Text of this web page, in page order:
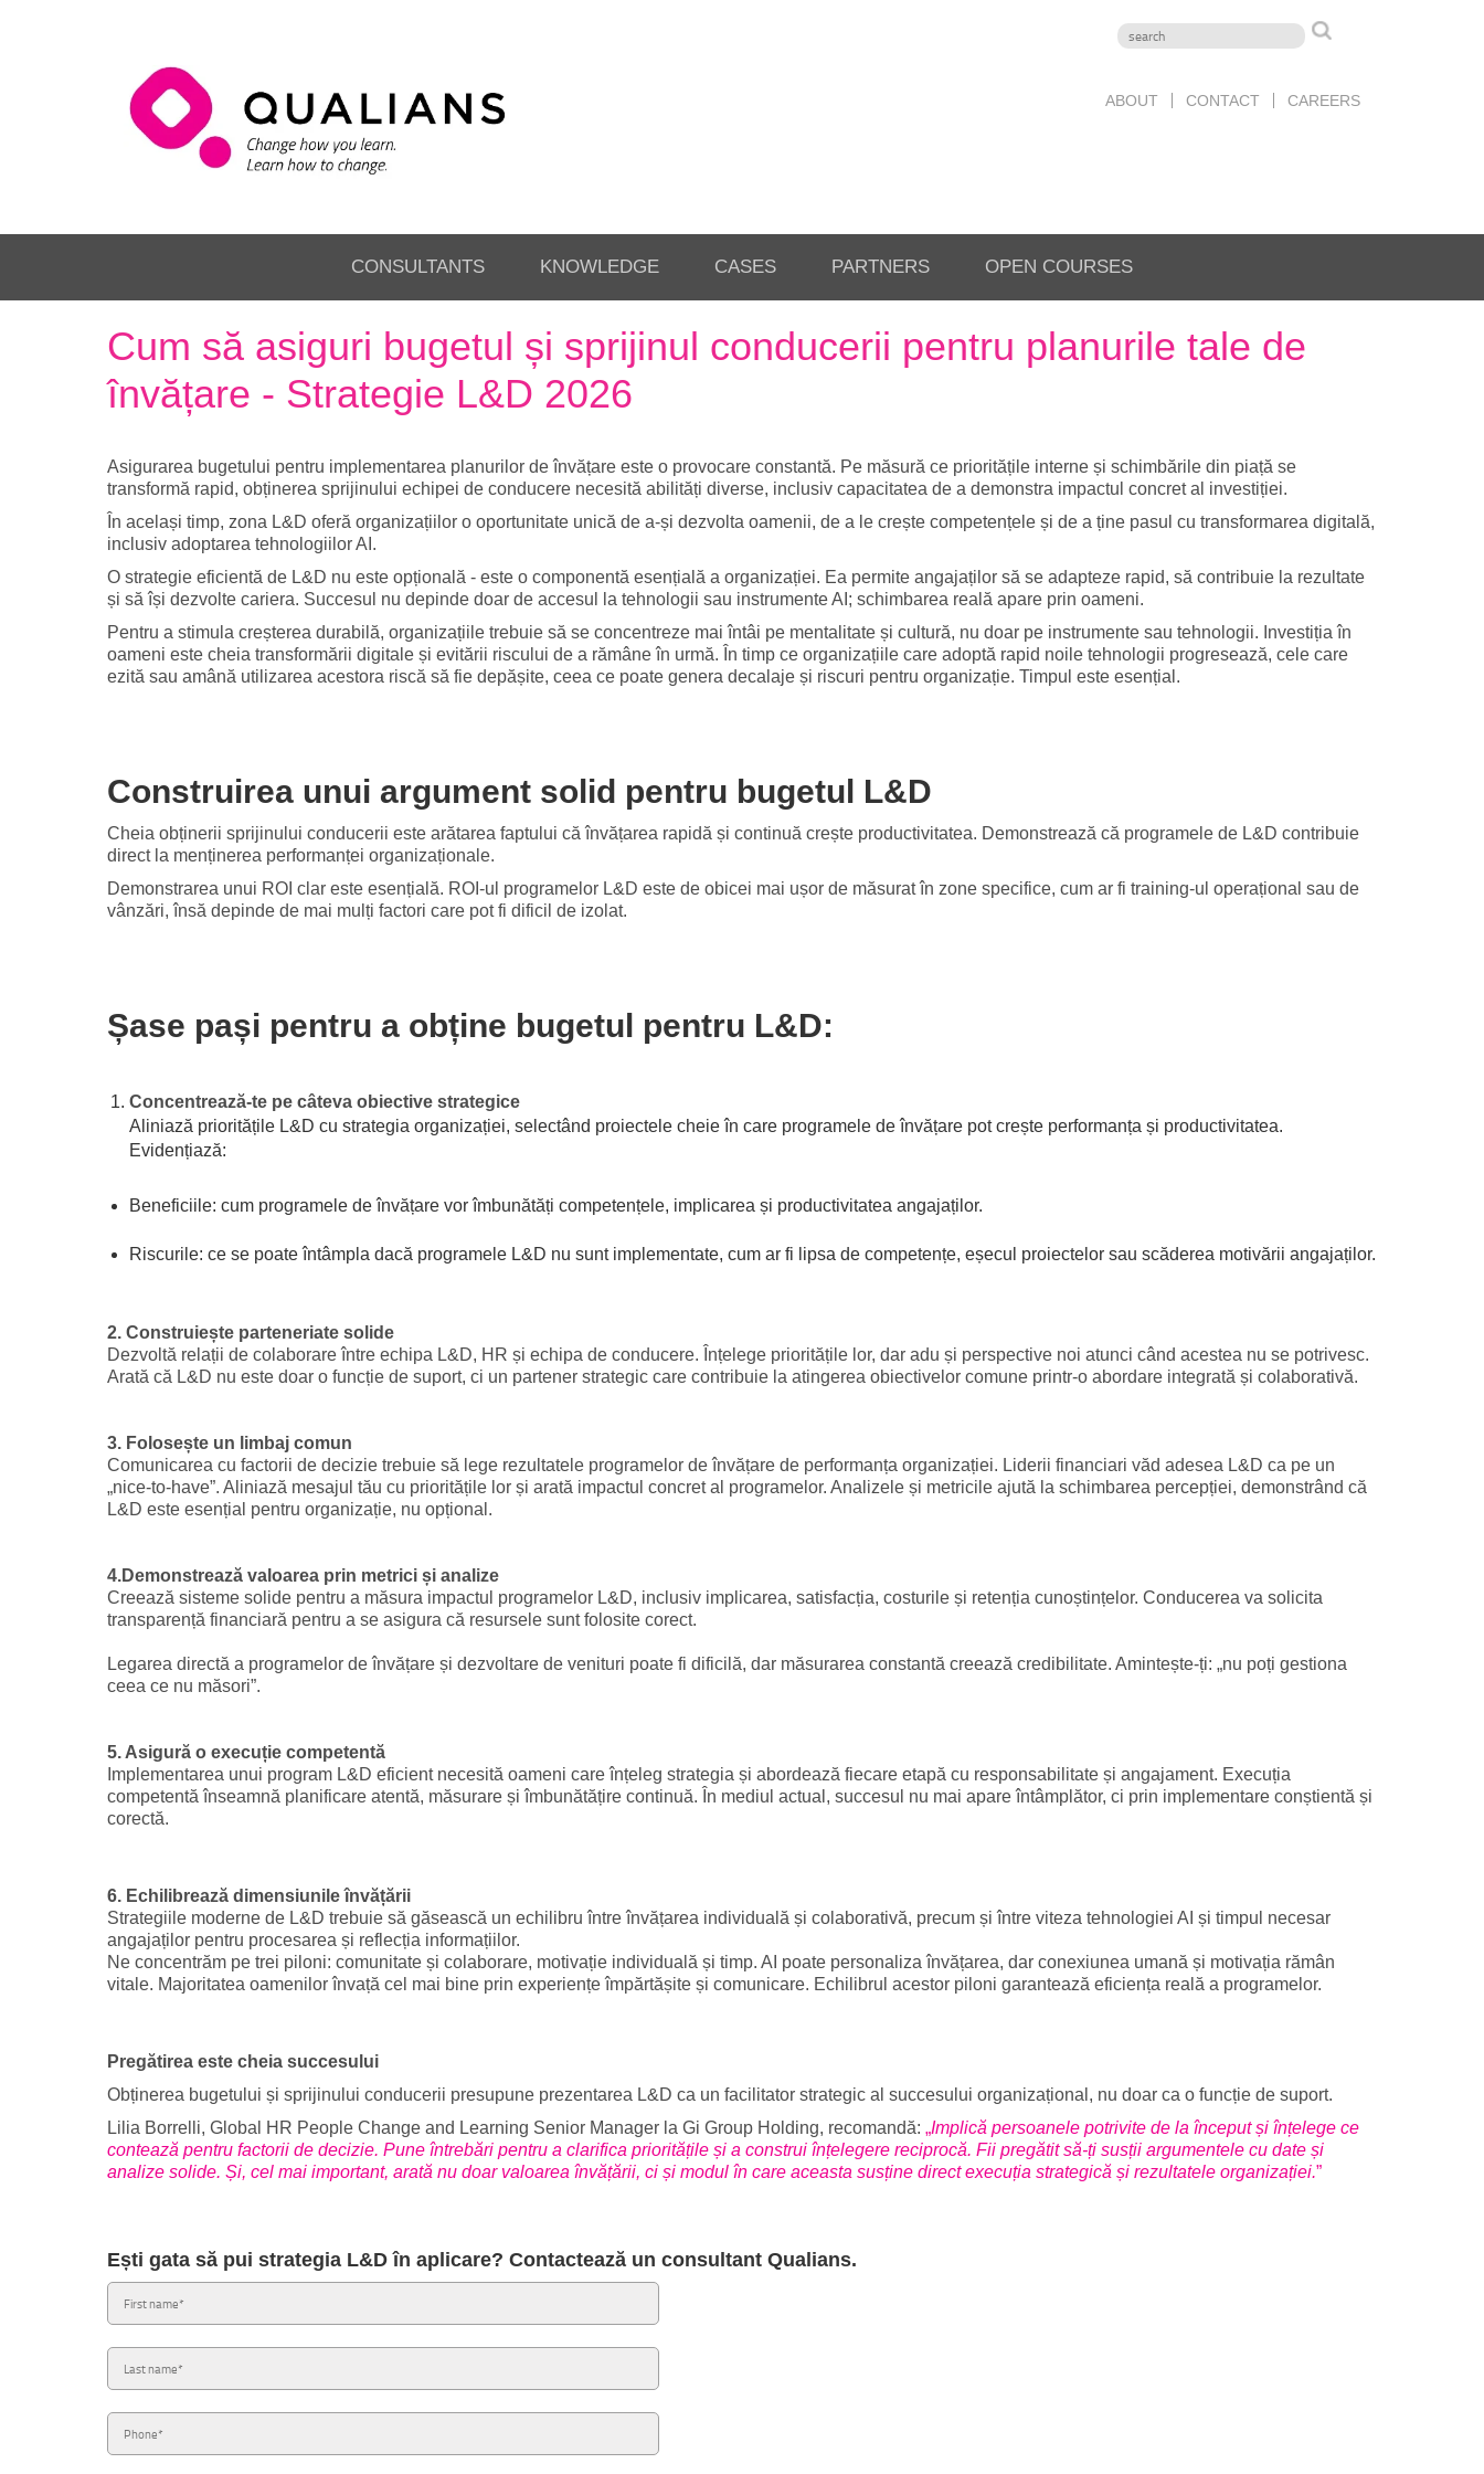
ABOUT CONTACT CAREERS
CONSULTANTS KNOWLEDGE CASES PARTNERS OPEN COURSES
Cum să asiguri bugetul și sprijinul conducerii pentru planurile tale de
învățare - Strategie L&D 2026
Asigurarea bugetului pentru implementarea planurilor de învățare este o provocare constantă. Pe măsură ce prioritățile interne și schimbările din piață se
transformă rapid, obținerea sprijinului echipei de conducere necesită abilități diverse, inclusiv capacitatea de a demonstra impactul concret al investiției.
În același timp, zona L&D oferă organizațiilor o oportunitate unică de a-și dezvolta oamenii, de a le crește competențele și de a ține pasul cu transformarea digitală,
inclusiv adoptarea tehnologiilor AI.
O strategie eficientă de L&D nu este opțională - este o componentă esențială a organizației. Ea permite angajaților să se adapteze rapid, să contribuie la rezultate
și să își dezvolte cariera. Succesul nu depinde doar de accesul la tehnologii sau instrumente AI; schimbarea reală apare prin oameni.
Pentru a stimula creșterea durabilă, organizațiile trebuie să se concentreze mai întâi pe mentalitate și cultură, nu doar pe instrumente sau tehnologii. Investiția în
oameni este cheia transformării digitale și evitării riscului de a rămâne în urmă. În timp ce organizațiile care adoptă rapid noile tehnologii progresează, cele care
ezită sau amână utilizarea acestora riscă să fie depășite, ceea ce poate genera decalaje și riscuri pentru organizație. Timpul este esențial.
Construirea unui argument solid pentru bugetul L&D
Cheia obținerii sprijinului conducerii este arătarea faptului că învățarea rapidă și continuă crește productivitatea. Demonstrează că programele de L&D contribuie
direct la menținerea performanței organizaționale.
Demonstrarea unui ROI clar este esențială. ROI-ul programelor L&D este de obicei mai ușor de măsurat în zone specifice, cum ar fi training-ul operațional sau de
vânzări, însă depinde de mai mulți factori care pot fi dificil de izolat.
Șase pași pentru a obține bugetul pentru L&D:
Concentrează-te pe câteva obiective strategice
Aliniază prioritățile L&D cu strategia organizației, selectând proiectele cheie în care programele de învățare pot crește performanța și productivitatea.
Evidențiază:
Beneficiile: cum programele de învățare vor îmbunătăți competențele, implicarea și productivitatea angajaților.
Riscurile: ce se poate întâmpla dacă programele L&D nu sunt implementate, cum ar fi lipsa de competențe, eșecul proiectelor sau scăderea motivării angajaților.
2. Construiește parteneriate solide
Dezvoltă relații de colaborare între echipa L&D, HR și echipa de conducere. Înțelege prioritățile lor, dar adu și perspective noi atunci când acestea nu se potrivesc.
Arată că L&D nu este doar o funcție de suport, ci un partener strategic care contribuie la atingerea obiectivelor comune printr-o abordare integrată și colaborativă.
3. Folosește un limbaj comun
Comunicarea cu factorii de decizie trebuie să lege rezultatele programelor de învățare de performanța organizației. Liderii financiari văd adesea L&D ca pe un
„nice-to-have”. Aliniază mesajul tău cu prioritățile lor și arată impactul concret al programelor. Analizele și metricile ajută la schimbarea percepției, demonstrând că
L&D este esențial pentru organizație, nu opțional.
4.Demonstrează valoarea prin metrici și analize
Creează sisteme solide pentru a măsura impactul programelor L&D, inclusiv implicarea, satisfacția, costurile și retenția cunoștințelor. Conducerea va solicita
transparență financiară pentru a se asigura că resursele sunt folosite corect.
Legarea directă a programelor de învățare și dezvoltare de venituri poate fi dificilă, dar măsurarea constantă creează credibilitate. Amintește-ți: „nu poți gestiona
ceea ce nu măsori”.
5. Asigură o execuție competentă
Implementarea unui program L&D eficient necesită oameni care înțeleg strategia și abordează fiecare etapă cu responsabilitate și angajament. Execuția
competentă înseamnă planificare atentă, măsurare și îmbunătățire continuă. În mediul actual, succesul nu mai apare întâmplător, ci prin implementare conștientă și
corectă.
6. Echilibrează dimensiunile învățării
Strategiile moderne de L&D trebuie să găsească un echilibru între învățarea individuală și colaborativă, precum și între viteza tehnologiei AI și timpul necesar
angajaților pentru procesarea și reflecția informațiilor.
Ne concentrăm pe trei piloni: comunitate și colaborare, motivație individuală și timp. AI poate personaliza învățarea, dar conexiunea umană și motivația rămân
vitale. Majoritatea oamenilor învață cel mai bine prin experiențe împărtășite și comunicare. Echilibrul acestor piloni garantează eficiența reală a programelor.
Pregătirea este cheia succesului
Obținerea bugetului și sprijinului conducerii presupune prezentarea L&D ca un facilitator strategic al succesului organizațional, nu doar ca o funcție de suport.
Lilia Borrelli, Global HR People Change and Learning Senior Manager la Gi Group Holding, recomandă: „Implică persoanele potrivite de la început și înțelege ce
contează pentru factorii de decizie. Pune întrebări pentru a clarifica prioritățile și a construi înțelegere reciprocă. Fii pregătit să-ți susții argumentele cu date și
analize solide. Și, cel mai important, arată nu doar valoarea învățării, ci și modul în care aceasta susține direct execuția strategică și rezultatele organizației.”
Ești gata să pui strategia L&D în aplicare? Contactează un consultant Qualians.